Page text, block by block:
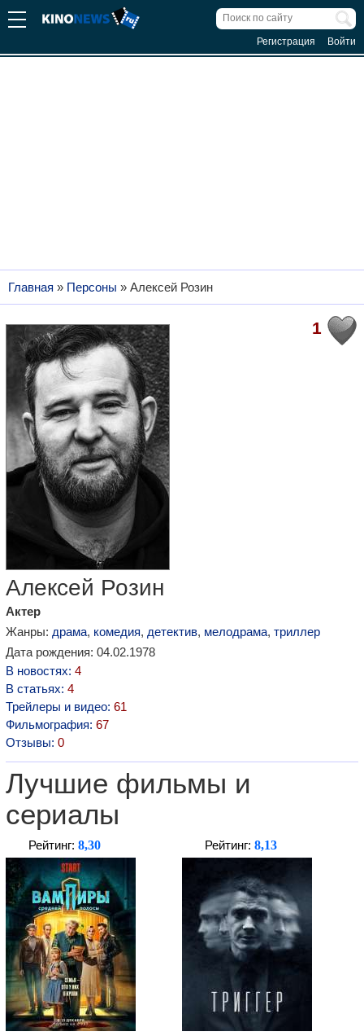
Регистрация Войти
Главная » Персоны » Алексей Розин
1
Алексей Розин
Актер
Жанры: драма, комедия, детектив, мелодрама, триллер
Дата рождения: 04.02.1978
В новостях: 4
В статьях: 4
Трейлеры и видео: 61
Фильмография: 67
Отзывы: 0
Лучшие фильмы и
сериалы
Рейтинг: 8,30 Рейтинг: 8,13